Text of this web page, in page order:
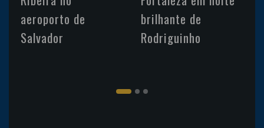
aeroporto de
Salvador
brilhante de
Rodriguinho